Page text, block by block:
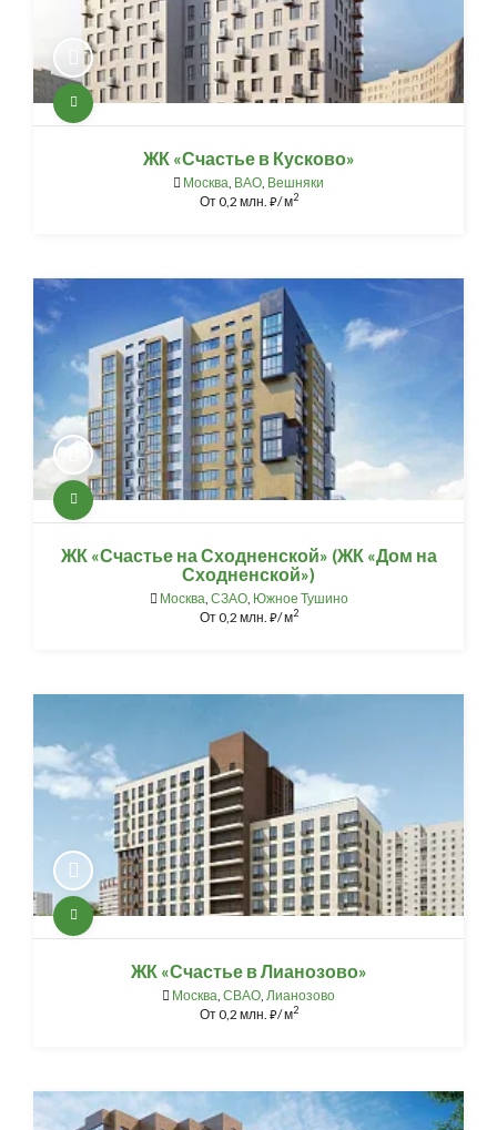
ЖК «Счастье в Кусково»
Москва ВАО Вешняки
От0,2 млн. ⃏/ м2
ЖК «Счастье на Сходненской» (ЖК «Дом на
Сходненской»)
Москва СЗАО, Южное Тушино
От0,2 млн. ⃏/ м2
ЖК «Счастье в Лианозово»
Москва СВАО Лианозово
От0,2 млн. ⃏/ м2